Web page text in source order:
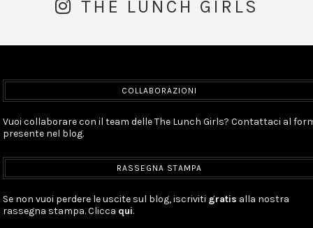
THE LUNCH GIRLS
COLLABORAZIONI
Vuoi collaborare con il team delle The Lunch Girls? Contattaci al
presente nel blog.
RASSEGNA STAMPA
Se non vuoi perdere le uscite sul blog, iscriviti gratis alla nostra
rassegna stampa. Clicca qui.